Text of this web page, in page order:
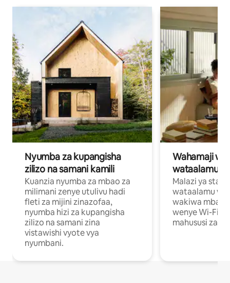
Nyumba za kupangisha
zilizo na samani kamili
Kuanzia nyumba za mbao za
milimani zenye utulivu hadi
fleti za mijini zinazofaa,
nyumba hizi za kupangisha
zilizo na samani zina
vistawishi vyote vya
nyumbani.
Wahamaji
wataalamu
Malazi ya
wataalamu
wakiwa mbali
wenye Wi-Fi
mahususi za